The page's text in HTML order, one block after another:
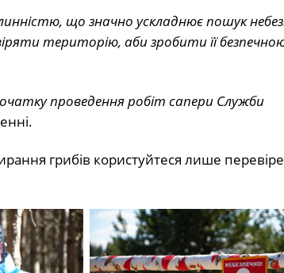
що значно ускладнює пошук
територію, аби зробити її
проведення робіт сапери Служби
грибів користуйтеся лише